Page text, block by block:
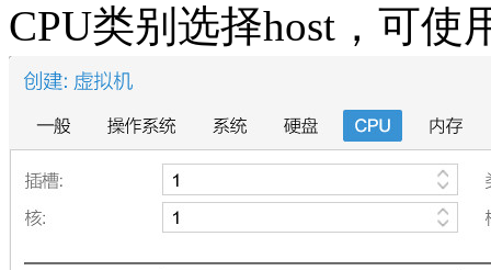
CPU类别选择host，可使